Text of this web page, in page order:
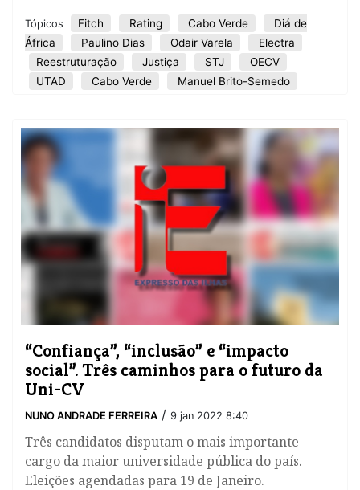
Tópicos Fitch Rating Cabo Verde
Diá de
África
Paulino Dias Odair Varela
Electra
Reestruturação
Justiça STJ
OECV
UTAD
Cabo Verde Manuel Brito-Semedo
“Confiança”, “inclusão” e “impacto
social”. Três caminhos para o futuro da
Uni-CV
NUNO ANDRADE FERREIRA / 9 jan 2022 8:40
Três candidatos disputam o mais importante
cargo da maior universidade pública do país.
Eleições agendadas para 19 de Janeiro.